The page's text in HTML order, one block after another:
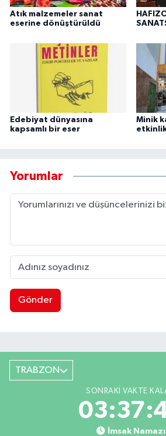
Atık malzemeler sanat
eserine dönüştürüldü
Edebiyat dünyasına
kapsamlı bir eser
Minik
Yorumlar
Gönder
TRABZON
SONRAKI VAKTE
İmsak Namazı